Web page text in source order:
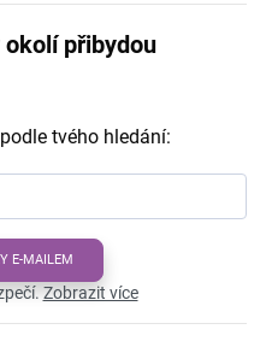
přibydou
tvého hledání:
E-MAILEM
Zobrazit více